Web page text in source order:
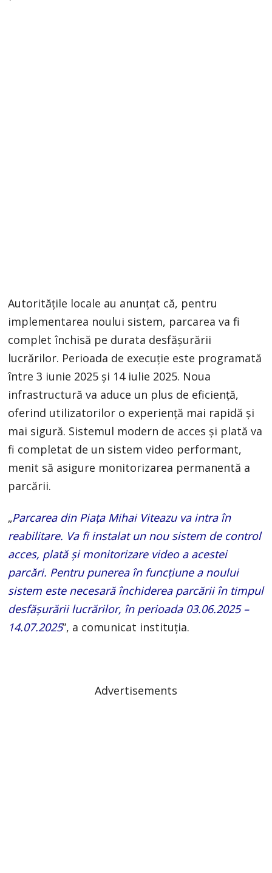
Autoritățile locale au anunțat că, pentru
implementarea noului sistem, parcarea va fi
complet închisă pe durata desfășurării
lucrărilor. Perioada de execuție este programată
între 3 iunie 2025 și 14 iulie 2025. Noua
infrastructură va aduce un plus de eficiență,
oferind utilizatorilor o experiență mai rapidă și
mai sigură. Sistemul modern de acces și plată va
fi completat de un sistem video performant,
menit să asigure monitorizarea permanentă a
parcării.
„Parcarea din Piața Mihai Viteazu va intra în
reabilitare. Va fi instalat un nou sistem de control
acces, plată și monitorizare video a acestei
parcări. Pentru punerea în funcțiune a noului
sistem este necesară închiderea parcării în timpul
desfășurării lucrărilor, în perioada 03.06.2025 –
14.07.2025”, a comunicat instituția.
Advertisements